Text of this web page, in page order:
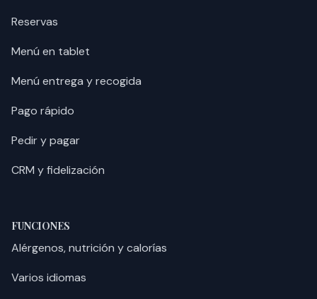
Reservas
Menú en tablet
Menú entrega y recogida
Pago rápido
Pedir y pagar
CRM y fidelización
FUNCIONES
Alérgenos, nutrición y calorías
Varios idiomas